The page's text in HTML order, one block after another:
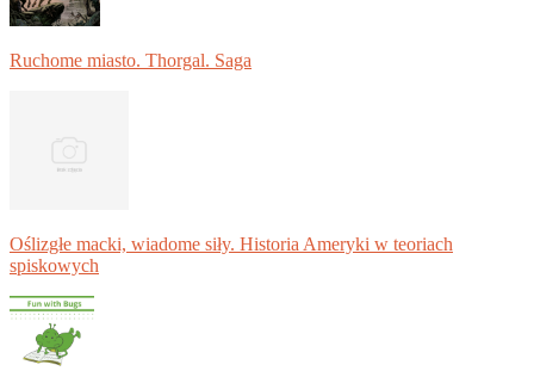
Ruchome miasto. Thorgal. Saga
Oślizgłe macki, wiadome siły. Historia Ameryki w teoriach
spiskowych